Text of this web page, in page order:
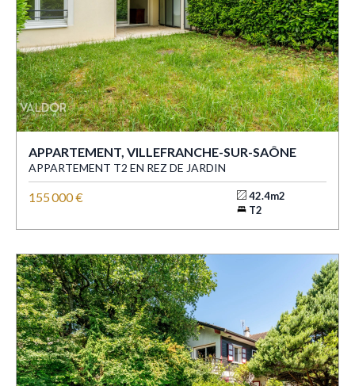
APPARTEMENT, VILLEFRANCHE-SUR-SAÔNE
APPARTEMENT T2 EN REZ DE JARDIN
155 000 €
42.4m2
T2